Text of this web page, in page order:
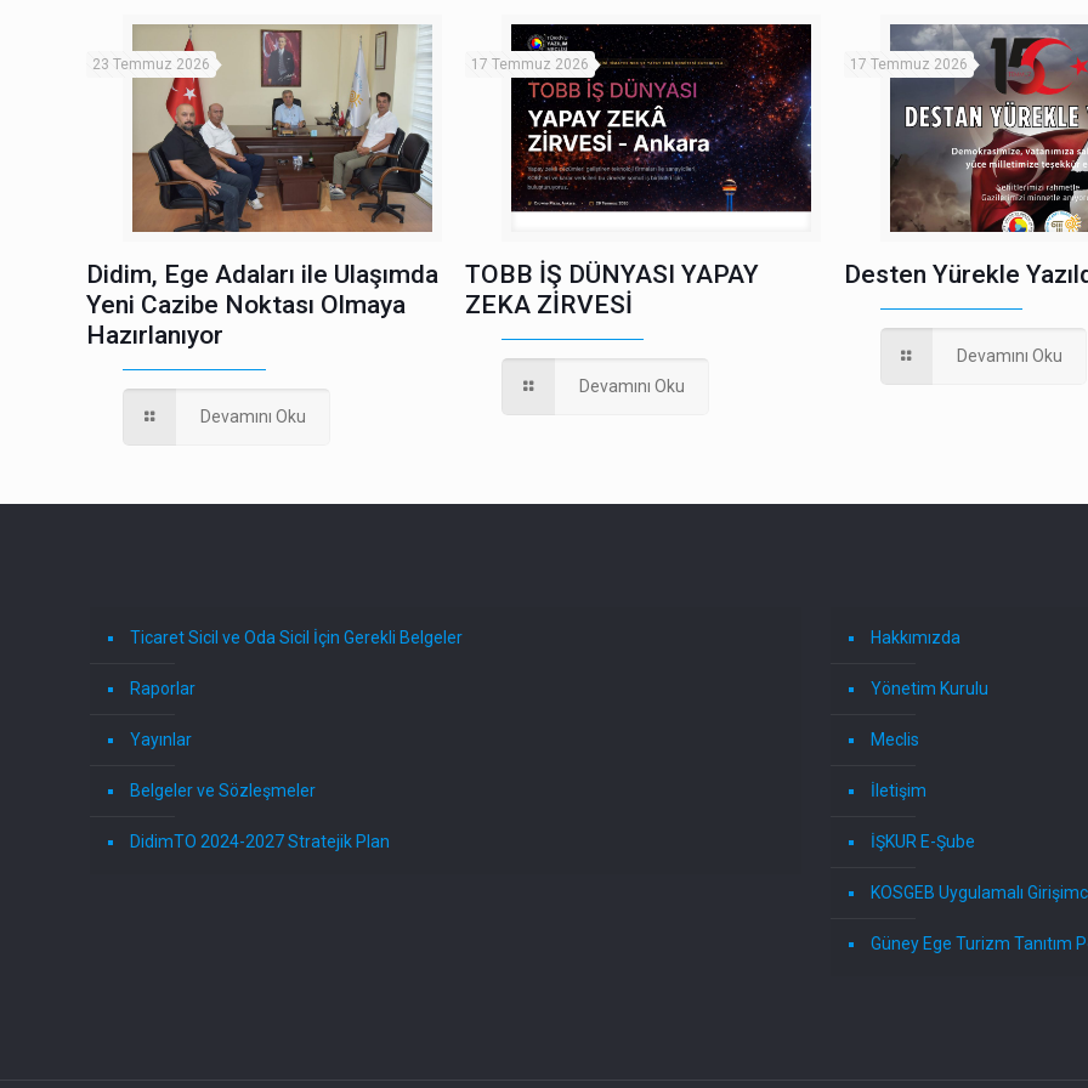
23 Temmuz 2026
Didim, Ege Adaları ile Ulaşımda
Yeni Cazibe Noktası Olmaya
Hazırlanıyor
Devamını Oku
17 Temmuz 2026
TOBB İŞ DÜNYASI YAPAY
ZEKA ZİRVESİ
Devamını Oku
17 Temmuz 2026
Desten Yürekle
Devamını Oku
Ticaret Sicil ve Oda Sicil İçin Gerekli Belgeler
Raporlar
Yayınlar
Belgeler ve Sözleşmeler
DidimTO 2024-2027 Stratejik Plan
Hakkımızda
Yönetim Kurulu
Meclis
İletişim
İŞKUR E-Şube
KOSGEB Uygulamalı
Güney Ege Turizm Tanıtım